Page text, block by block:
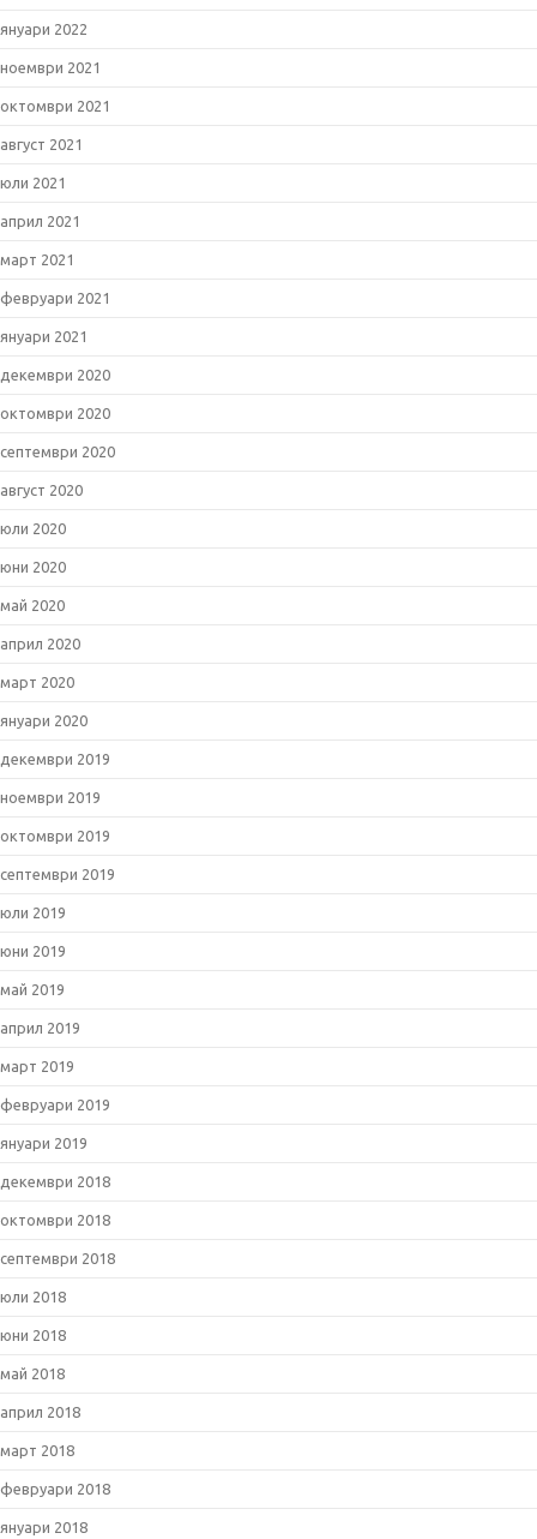
януари 2022
ноември 2021
октомври 2021
август 2021
юли 2021
април 2021
март 2021
февруари 2021
януари 2021
декември 2020
октомври 2020
септември 2020
август 2020
юли 2020
юни 2020
май 2020
април 2020
март 2020
януари 2020
декември 2019
ноември 2019
октомври 2019
септември 2019
юли 2019
юни 2019
май 2019
април 2019
март 2019
февруари 2019
януари 2019
декември 2018
октомври 2018
септември 2018
юли 2018
юни 2018
май 2018
април 2018
март 2018
февруари 2018
януари 2018